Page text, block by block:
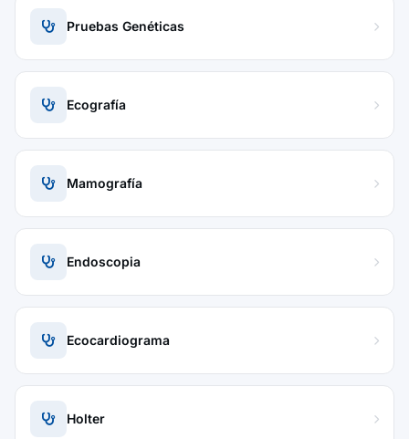
Pruebas Genéticas
Ecografía
Mamografía
Endoscopia
Ecocardiograma
Holter